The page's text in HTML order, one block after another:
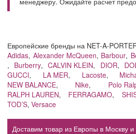
Европейские бренды на NET-A-
Adidas, Alexander McQueen, Barbour,
, Burberry,CALVIN KLEIN, DIOR,
GUCCI, LA MER, Lacoste,
NEW BALANCE, Nike, Polo
RALPH LAUREN, FERRAGAMO,
TOD’S, Versace
Доставим товар из Европы в Москву